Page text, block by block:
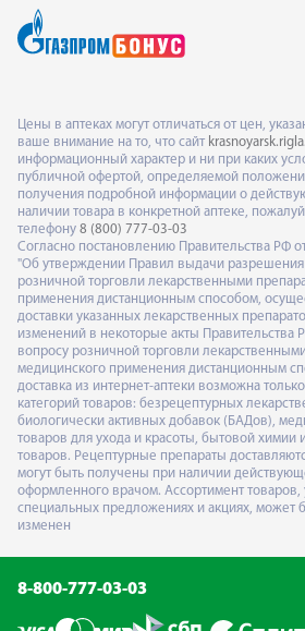
Цены в аптеках могут отличаться от цен,
ваше внимание на то, что сайт
информационный характер и ни при каких
публичной офертой, определяемой
получения подробной информации о
наличии товара в конкретной аптеке,
телефону 8 (800) 777-03-03
Согласно постановлению Правительства РФ
"Об утверждении Правил выдачи разрешения
розничной торговли лекарственными
применения дистанционным способом,
доставки указанных лекарственных
изменений в некоторые акты Правительства
вопросу розничной торговли
медицинского применения дистанционным
доставка из интернет-аптеки возможна
категорий товаров: безрецептурных
биологически активных добавок (БАДов),
товаров для ухода и красоты, бытовой химии
товаров. Рецептурные препараты
могут быть получены при наличии
оформленного врачом. Ассортимент товаров,
специальных предложениях и акциях, может
изменен
8-800-777-03-03